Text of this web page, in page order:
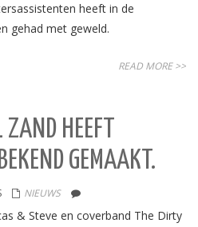
heeft in de
gehad met geweld.
READ MORE >>
HEEFT
GEMAAKT.
NIEUWS
& Steve en coverband The Dirty